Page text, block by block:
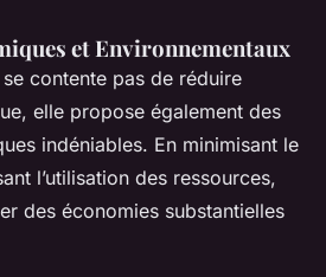
et Environnementaux
contente pas de réduire
elle propose également des
indéniables. En minimisant le
l’utilisation des ressources,
des économies substantielles